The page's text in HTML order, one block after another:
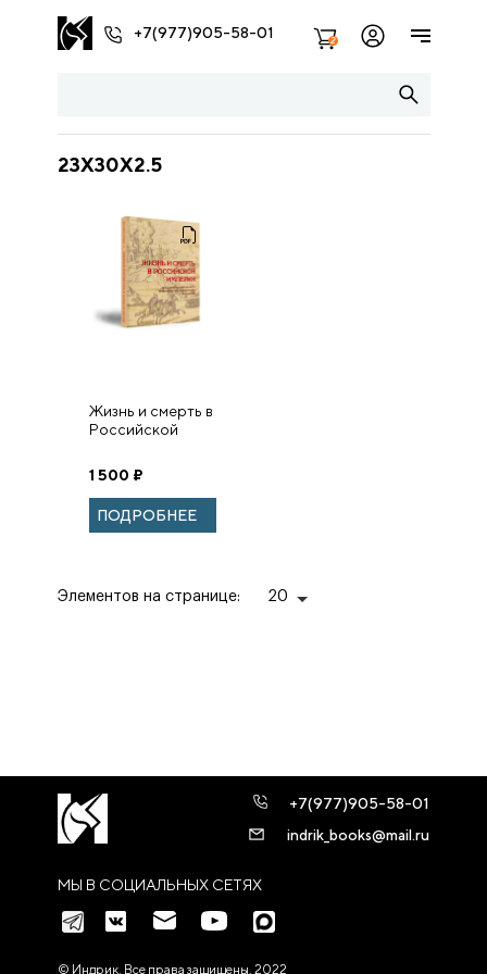
+7(977)905-58-01 2
23X30X2.5
Жизнь и смерть в
Российской
открытия в
области
археологии и
истории России
1 500 ₽
ПОДРОБНЕЕ
Элементов на странице: 20
МЫ В СОЦИАЛЬНЫХ СЕТЯХ
+7(977)905-58-01
indrik_books@mail.ru
© Индрик. Все права защищены, 2022